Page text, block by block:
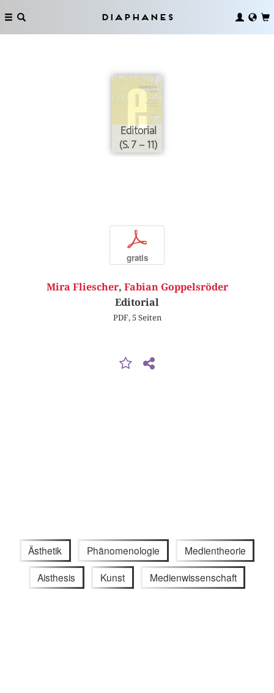
Diaphanes
Editorial
(S. 7 – 11)
p
gratis
Mira Fliescher, Fabian Goppelsröder
Editorial
PDF, 5 Seiten
Ästhetik Phänomenologie Medientheorie
Aisthesis Kunst Medienwissenschaft